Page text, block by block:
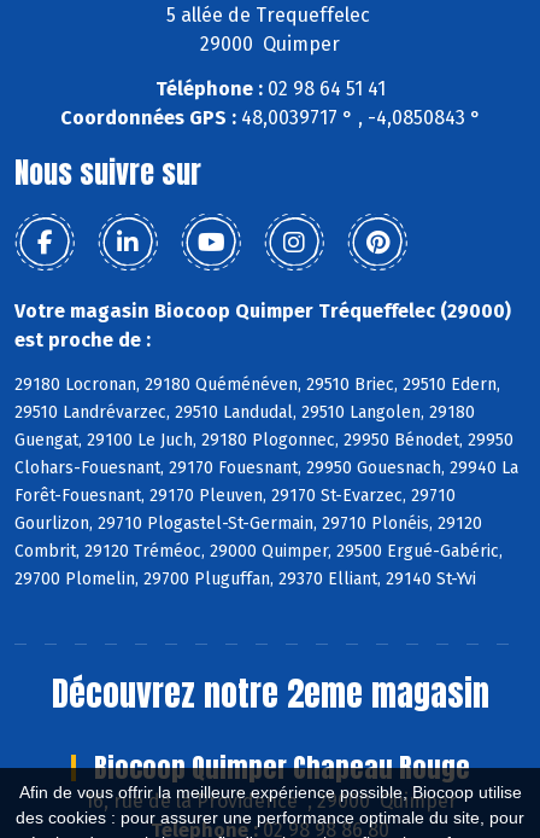
Afin de vous offrir la meilleure expérience possible, Biocoop utilise
des cookies : pour assurer une performance optimale du site, pour
5 allée de Trequeffelec
29000 Quimper
Téléphone :02 98 64 51 41
Coordonnées GPS :48,0039717 ° , -4,0850843 °
Nous suivre sur
Votre magasin Biocoop Quimper Tréqueffelec (29000)
est proche de :
29180 Locronan, 29180 Quéménéven, 29510 Briec, 29510 Edern,
29510 Landrévarzec, 29510 Landudal, 29510 Langolen, 29180
Guengat, 29100 Le Juch, 29180 Plogonnec, 29950 Bénodet, 29950
Clohars-Fouesnant, 29170 Fouesnant, 29950 Gouesnach, 29940 La
Forêt-Fouesnant, 29170 Pleuven, 29170 St-Evarzec, 29710
Gourlizon, 29710 Plogastel-St-Germain, 29710 Plonéis, 29120
Combrit, 29120 Tréméoc, 29000 Quimper, 29500 Ergué-Gabéric,
29700 Plomelin, 29700 Pluguffan, 29370 Elliant, 29140 St-Yvi
Découvrez notre 2eme magasin
Biocoop Quimper Chapeau Rouge
16, rue de la Providence , 29000 Quimper
Téléphone :02 98 98 86 80